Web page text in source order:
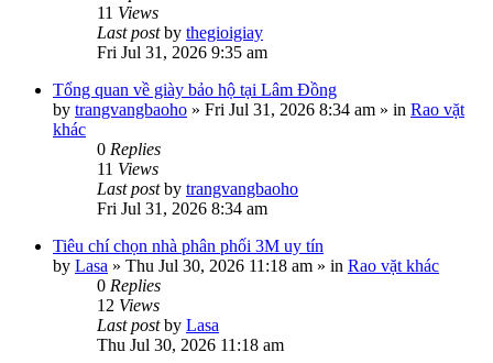
11 Views
Last postby thegioigiay
Fri Jul 31, 2026 9:35 am
Tổng quan về giày bảo hộ tại Lâm Đồng
by trangvangbaoho » Fri Jul 31, 2026 8:34 am » in Rao vặt
khác
0 Replies
11 Views
Last postby trangvangbaoho
Fri Jul 31, 2026 8:34 am
Tiêu chí chọn nhà phân phối 3M uy tín
by Lasa » Thu Jul 30, 2026 11:18 am » in Rao vặt khác
0 Replies
12 Views
Last postby Lasa
Thu Jul 30, 2026 11:18 am